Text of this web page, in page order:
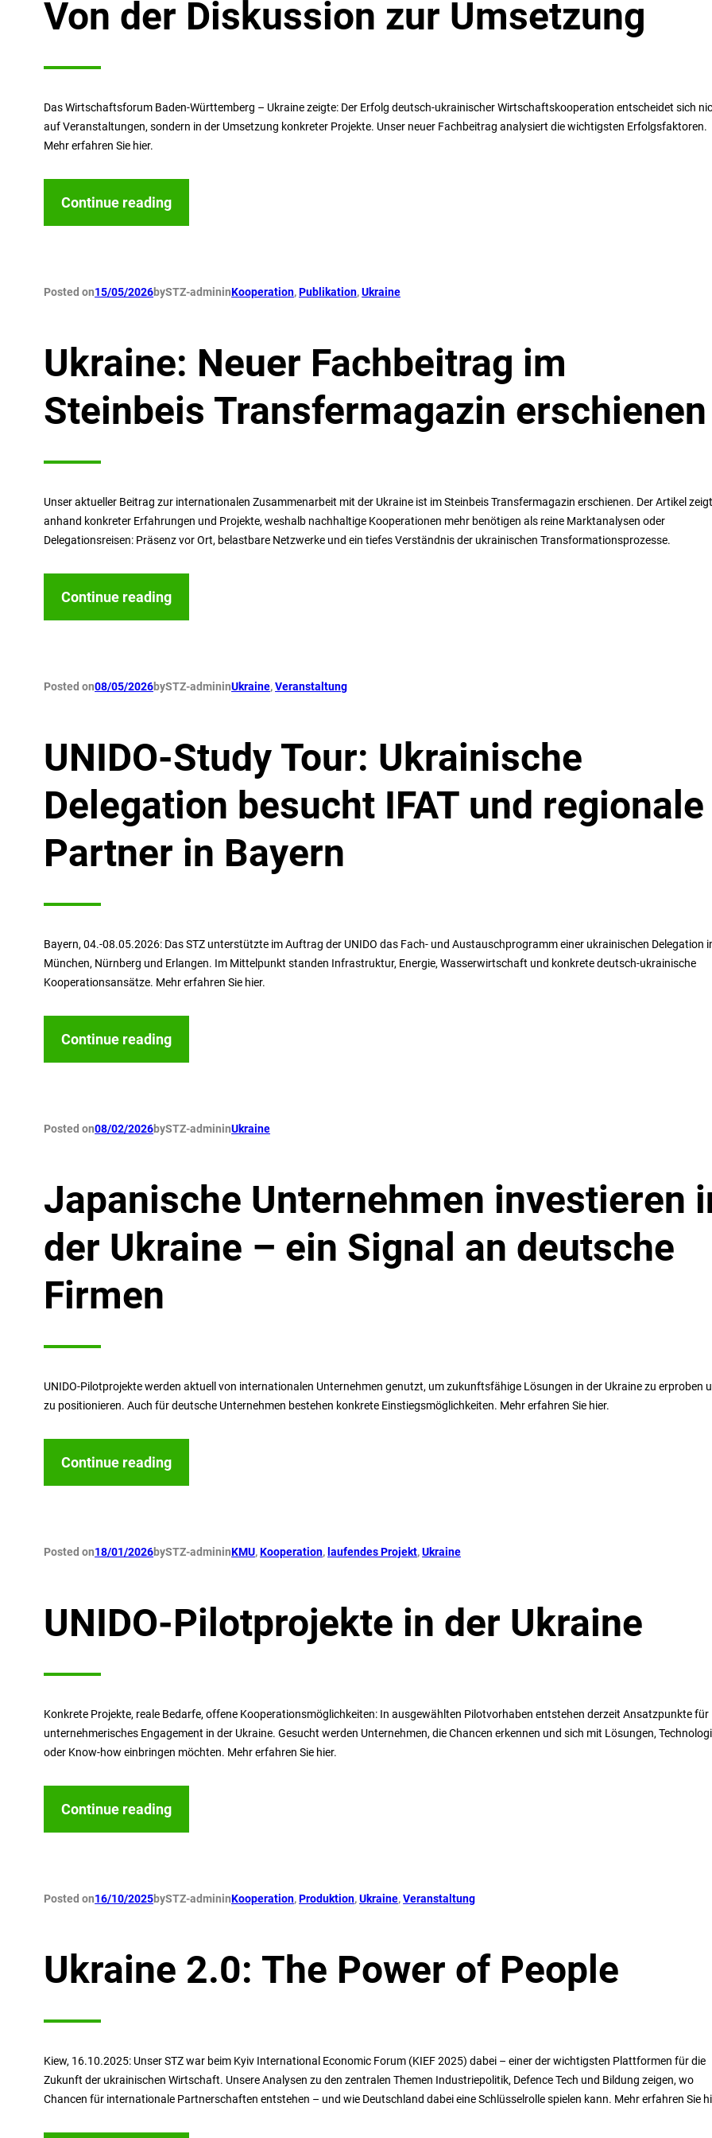
Von der Diskussion zur Umsetzung
Das Wirtschaftsforum Baden-Württemberg – Ukraine zeigte: Der Erfolg deutsch-ukrainischer Wirtschaftskooperation entscheidet sich
auf Veranstaltungen, sondern in der Umsetzung konkreter Projekte. Unser neuer Fachbeitrag analysiert die wichtigsten Erfolgsfaktoren.
Mehr erfahren Sie hier.
Continue reading
Posted on15/05/2026bySTZ-admininKooperation, Publikation, Ukraine
Ukraine: Neuer Fachbeitrag im
Steinbeis Transfermagazin erschienen
Unser aktueller Beitrag zur internationalen Zusammenarbeit mit der Ukraine ist im Steinbeis Transfermagazin erschienen. Der Artikel
anhand konkreter Erfahrungen und Projekte, weshalb nachhaltige Kooperationen mehr benötigen als reine Marktanalysen oder
Delegationsreisen: Präsenz vor Ort, belastbare Netzwerke und ein tiefes Verständnis der ukrainischen Transformationsprozesse.
Continue reading
Posted on08/05/2026bySTZ-admininUkraine, Veranstaltung
UNIDO-Study Tour: Ukrainische
Delegation besucht IFAT und regionale
Partner in Bayern
Bayern, 04.-08.05.2026: Das STZ unterstützte im Auftrag der UNIDO das Fach- und Austauschprogramm einer ukrainischen Delegation
München, Nürnberg und Erlangen. Im Mittelpunkt standen Infrastruktur, Energie, Wasserwirtschaft und konkrete deutsch-ukrainische
Kooperationsansätze. Mehr erfahren Sie hier.
Continue reading
Posted on08/02/2026bySTZ-admininUkraine
Japanische Unternehmen investieren
der Ukraine – ein Signal an deutsche
Firmen
UNIDO-Pilotprojekte werden aktuell von internationalen Unternehmen genutzt, um zukunftsfähige Lösungen in der Ukraine zu erproben
zu positionieren. Auch für deutsche Unternehmen bestehen konkrete Einstiegsmöglichkeiten. Mehr erfahren Sie hier.
Continue reading
Posted on18/01/2026bySTZ-admininKMU, Kooperation, laufendes Projekt, Ukraine
UNIDO-Pilotprojekte in der Ukraine
Konkrete Projekte, reale Bedarfe, offene Kooperationsmöglichkeiten: In ausgewählten Pilotvorhaben entstehen derzeit Ansatzpunkte für
unternehmerisches Engagement in der Ukraine. Gesucht werden Unternehmen, die Chancen erkennen und sich mit Lösungen,
oder Know-how einbringen möchten. Mehr erfahren Sie hier.
Continue reading
Posted on16/10/2025bySTZ-admininKooperation, Produktion, Ukraine, Veranstaltung
Ukraine 2.0: The Power of People
Kiew, 16.10.2025: Unser STZ war beim Kyiv International Economic Forum (KIEF 2025) dabei – einer der wichtigsten Plattformen für die
Zukunft der ukrainischen Wirtschaft. Unsere Analysen zu den zentralen Themen Industriepolitik, Defence Tech und Bildung zeigen, wo
Chancen für internationale Partnerschaften entstehen – und wie Deutschland dabei eine Schlüsselrolle spielen kann. Mehr erfahren Sie